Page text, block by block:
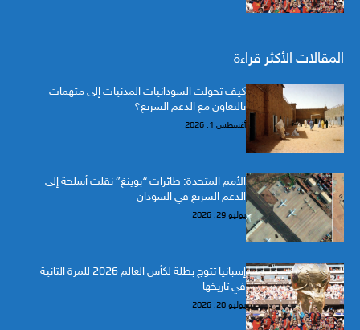
المقالات الأكثر قراءة
كيف تحولت السودانيات المدنيات إلى متهمات
بالتعاون مع الدعم السريع؟
أغسطس 1, 2026
الأمم المتحدة: طائرات “بوينغ” نقلت أسلحة إلى
الدعم السريع في السودان
يوليو 29, 2026
إسبانيا تتوج بطلة لكأس العالم 2026 للمرة الثانية
في تاريخها
يوليو 20, 2026